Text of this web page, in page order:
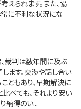
えられます。また、協
に不利な状況にな
裁判は数年間に及ぶ
ます。交渉や話し合い
ともあり、早期解決に
べても、それより安い
納得のい...